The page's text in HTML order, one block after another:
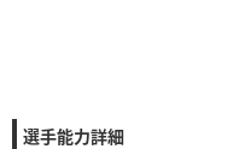
選手能力詳細